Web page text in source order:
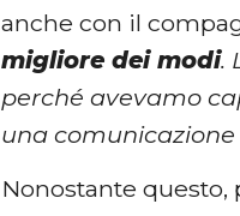
anche con il
migliore dei modi.
perché avevamo
una
Nonostante questo,